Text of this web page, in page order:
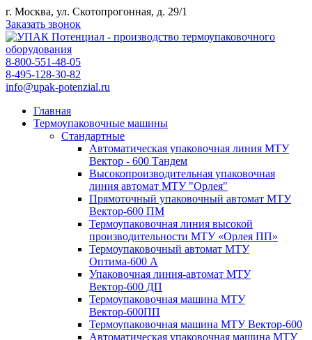
г. Москва, ул. Скотопрогонная, д. 29/1
Заказать звонок
8-800-551-48-05
8-495-128-30-82
info@upak-potenzial.ru
Главная
Термоупаковочные машины
Стандартные
Автоматическая упаковочная линия МТУ
Вектор - 600 Тандем
Высокопроизводительная упаковочная
линия автомат МТУ "Орлея"
Прямоточный упаковочный автомат МТУ
Вектор-600 ПМ
Термоупаковочная линия высокой
производительности МТУ «Орлея ПП»
Термоупаковочный автомат МТУ
Оптима-600 А
Упаковочная линия-автомат МТУ
Вектор-600 ДП
Термоупаковочная машина МТУ
Вектор-600ПП
Термоупаковочная машина МТУ Вектор-600
Автоматическая упаковочная машина МТУ